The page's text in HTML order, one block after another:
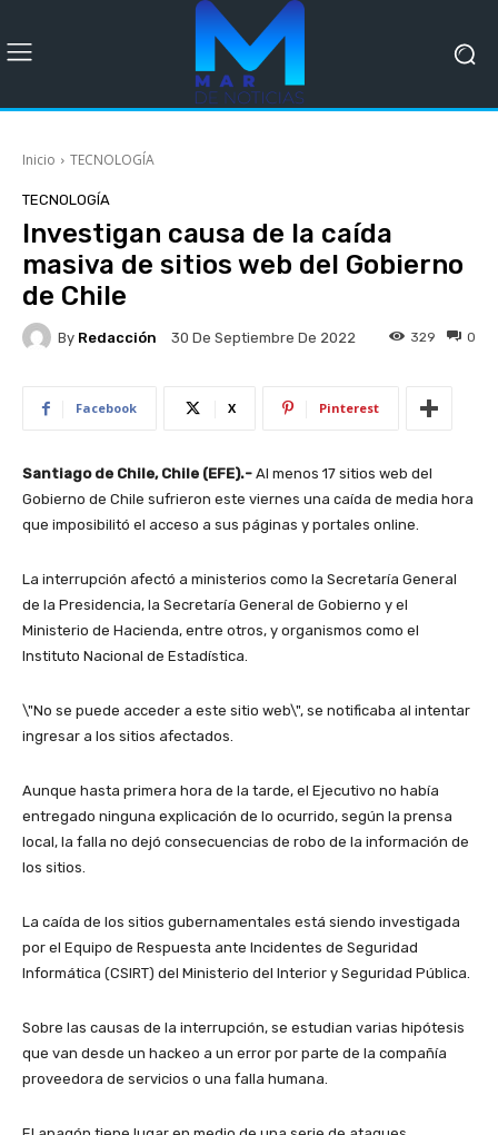
Inicio TECNOLOGÍA
TECNOLOGÍA
Investigan causa de la caída
masiva de sitios web del Gobierno
de Chile
By Redacción 30 De Septiembre De 2022 0
329
Facebook X Pinterest
Santiago de Chile, Chile (EFE).- Al menos 17 sitios web del
Gobierno de Chile sufrieron este viernes una caída de media hora
que imposibilitó el acceso a sus páginas y portales online.
La interrupción afectó a ministerios como la Secretaría General
de la Presidencia, la Secretaría General de Gobierno y el
Ministerio de Hacienda, entre otros, y organismos como el
Instituto Nacional de Estadística.
\"No se puede acceder a este sitio web\", se notificaba al intentar
ingresar a los sitios afectados.
Aunque hasta primera hora de la tarde, el Ejecutivo no había
entregado ninguna explicación de lo ocurrido, según la prensa
local, la falla no dejó consecuencias de robo de la información de
los sitios.
La caída de los sitios gubernamentales está siendo investigada
por el Equipo de Respuesta ante Incidentes de Seguridad
Informática (CSIRT) del Ministerio del Interior y Seguridad Pública.
Sobre las causas de la interrupción, se estudian varias hipótesis
que van desde un hackeo a un error por parte de la compañía
proveedora de servicios o una falla humana.